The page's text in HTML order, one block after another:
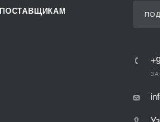
ПОСТАВЩИКАМ